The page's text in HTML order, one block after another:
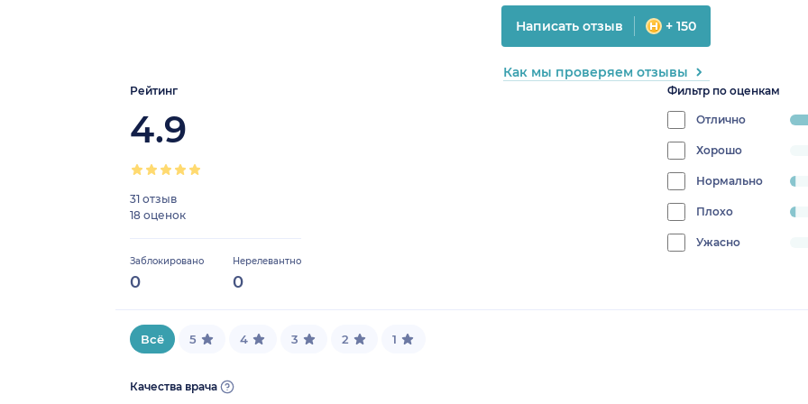
Рейтинг
4.9
31 отзыв
18 оценок
Заблокировано
0
Нерелевантно
0
Фильтр по оценкам
Отлично
Хорошо
Нормально
2.0408163265306123%
Плохо
2.0408163265306123%
Ужасно
Написать отзыв + 150
Как мы проверяем отзывы
Всё 5 4 3 2 1
Качества врача